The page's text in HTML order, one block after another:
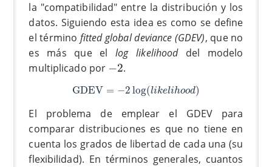
la "compatibilidad" entre la distribución y los
datos. Siguiendo esta idea es como se define
el término fitted global deviance (GDEV), que no
es más que ellog likelihooddel modelo
multiplicado por −2
2.
GDEV = −2 log(likelihood)
GDEV 2log ikel hoo
El problema de emplear el GDEV para
comparar distribuciones es que no tiene en
cuenta los grados de libertad de cada una (su
flexibilidad). En términos generales, cuantos